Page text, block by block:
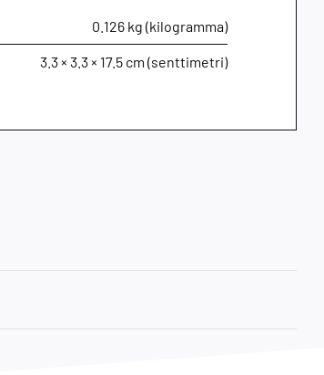
0.126 kg (kilogramma)
3.3 × 3.3 × 17.5 cm (senttimetri)